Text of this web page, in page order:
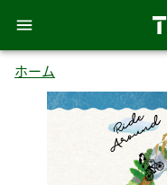
ホーム